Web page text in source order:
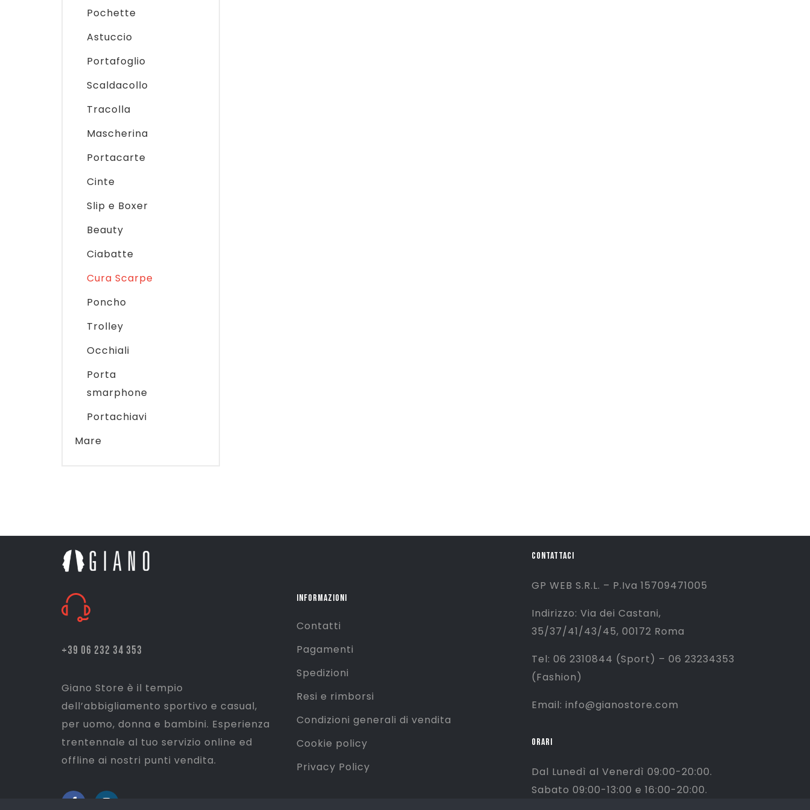
Pochette
Astuccio
Portafoglio
Scaldacollo
Tracolla
Mascherina
Portacarte
Cinte
Slip e Boxer
Beauty
Ciabatte
Cura Scarpe
Poncho
Trolley
Occhiali
Porta
smarphone
Portachiavi
Mare
+39 06 232 34 353
Giano Store è il tempio
dell’abbigliamento sportivo e casual,
per uomo, donna e bambini. Esperienza
trentennale al tuo servizio online ed
offline ai nostri punti vendita.
INFORMAZIONI
Contatti
Pagamenti
Spedizioni
Resi e rimborsi
Condizioni generali di vendita
Cookie policy
Privacy Policy
CONTATTACI
GP WEB S.R.L. – P.Iva 15709471005
Indirizzo: Via dei Castani,
35/37/41/43/45, 00172 Roma
Tel: 06 2310844 (Sport) – 06 23234353
(Fashion)
Email: info@gianostore.com
ORARI
Dal Lunedì al Venerdì 09:00-20:00.
Sabato 09:00-13:00 e 16:00-20:00.